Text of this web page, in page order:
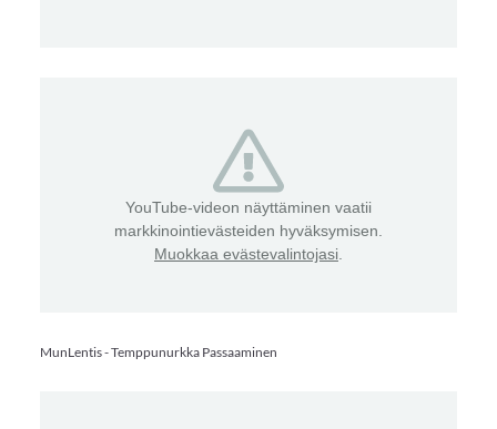
YouTube-videon näyttäminen vaatii
markkinointievästeiden hyväksymisen.
Muokkaa evästevalintojasi
MunLentis - Temppunurkka Passaaminen